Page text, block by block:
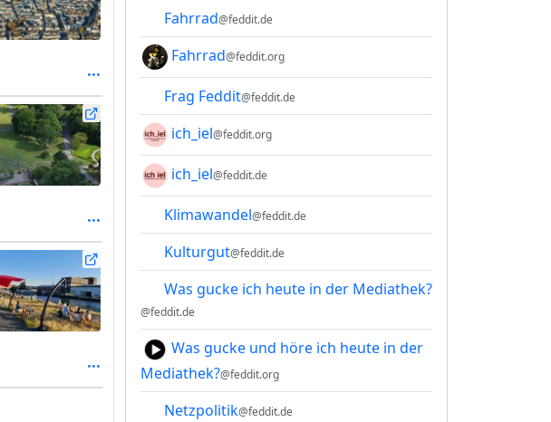
Fahrrad@feddit.de
Fahrrad@feddit.org
Frag Feddit@feddit.de
ich_iel@feddit.org
ich_iel@feddit.de
Klimawandel@feddit.de
Kulturgut@feddit.de
Was gucke ich heute in der Mediathek?
@feddit.de
Was gucke und höre ich heute in der
Mediathek?@feddit.org
Netzpolitik@feddit.de